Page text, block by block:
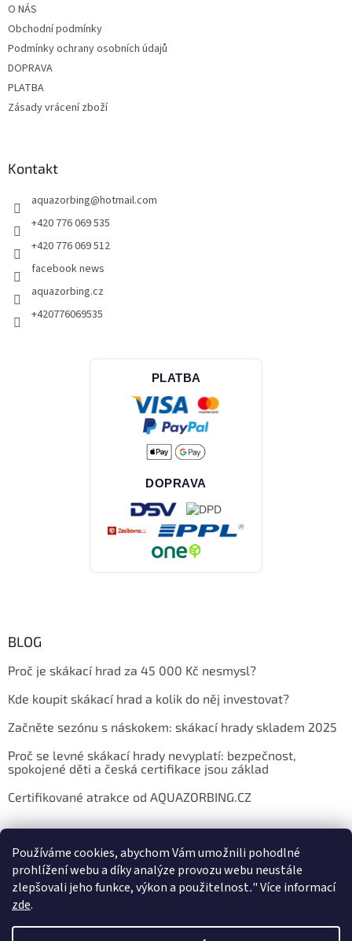
Používáme cookies, abychom Vám umožnili pohodlné
prohlížení webu a díky analýze provozu webu neustále
zlepšovali jeho funkce, výkon a použitelnost."Více informací
zde.
O NÁS
Obchodní podmínky
Podmínky ochrany osobních údajů
DOPRAVA
PLATBA
Zásady vrácení zboží
Kontakt
aquazorbing@hotmail.com
+420 776 069 535
+420 776 069 512
facebook news
aquazorbing.cz
+420776069535
PLATBA
DOPRAVA
BLOG
Proč je skákací hrad za 45 000 Kč nesmysl?
Kde koupit skákací hrad a kolik do něj investovat?
Začněte sezónu s náskokem: skákací hrady skladem 2025
Proč se levné skákací hrady nevyplatí: bezpečnost,
spokojené děti a česká certifikace jsou základ
Certifikované atrakce od AQUAZORBING.CZ